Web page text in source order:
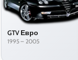
GTV Евро
1995 – 2005